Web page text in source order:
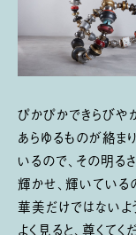
ぴかぴかできらびや
あらゆるものが絡ま
いるので、その明る
輝かせ、輝いている
華美だけではないよ
よく見ると、尊くて